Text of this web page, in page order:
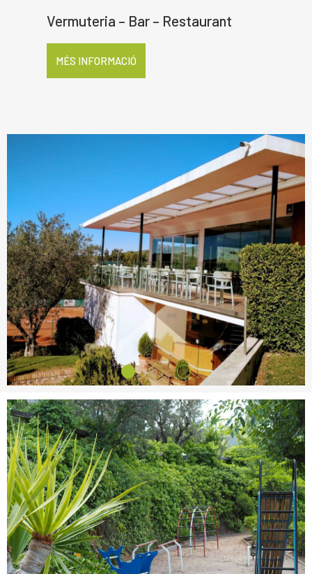
Vermuteria – Bar – Restaurant
MÉS INFORMACIÓ